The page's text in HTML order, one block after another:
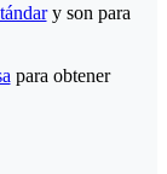
y son para
para obtener